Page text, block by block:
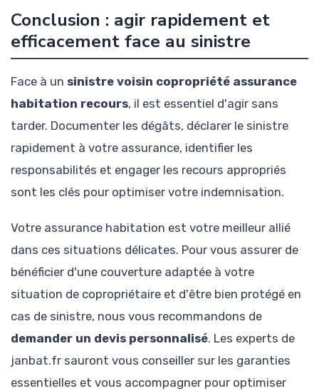
Conclusion : agir rapidement et
efficacement face au sinistre
Face à un sinistre voisin copropriété assurance
habitation recours, il est essentiel d'agir sans
tarder. Documenter les dégâts, déclarer le sinistre
rapidement à votre assurance, identifier les
responsabilités et engager les recours appropriés
sont les clés pour optimiser votre indemnisation.
Votre assurance habitation est votre meilleur allié
dans ces situations délicates. Pour vous assurer de
bénéficier d'une couverture adaptée à votre
situation de copropriétaire et d'être bien protégé en
cas de sinistre, nous vous recommandons de
demander un devis personnalisé. Les experts de
janbat.fr sauront vous conseiller sur les garanties
essentielles et vous accompagner pour optimiser